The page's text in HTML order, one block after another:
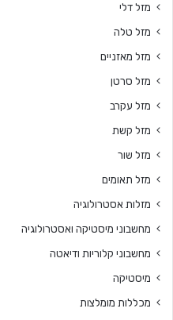
מזל דלי
מזל טלה
מזל מאזניים
מזל סרטן
מזל עקרב
מזל קשת
מזל שור
מזל תאומים
מזלות אסטרולוגיה
מחשבוני מיסטיקה ואסטרולוגיה
מחשבוני קלוריות ודיאטה
מיסטיקה
מכללות מומלצות